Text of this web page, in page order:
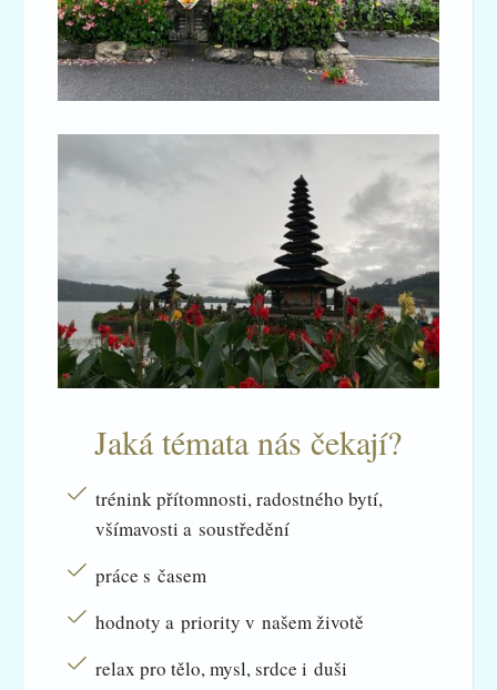
Jaká témata nás čekají?
trénink přítomnosti, radostného bytí,
všímavosti a soustředění
práce s časem
hodnoty a priority v našem životě
relax pro tělo, mysl, srdce i duši